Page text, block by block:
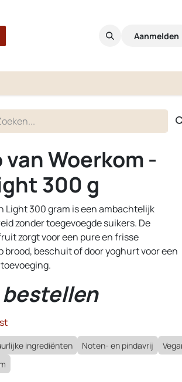
Aanmelden
Woerkom -
300 g
Light 300 gram is een ambachtelijk
zonder toegevoegde suikers. De
zorgt voor een pure en frisse
brood, beschuit of door yoghurt voor een
bestellen
ingrediënten Noten- en pindavrij